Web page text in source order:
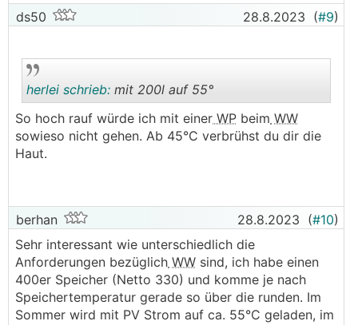
ds50 28.8.2023 (#9)
herlei schrieb: mit 200l auf 55°
So hoch rauf würde ich mit einer WP beim WW
sowieso nicht gehen. Ab 45°C verbrühst du dir die
Haut.
berhan 28.8.2023 (#10)
Sehr interessant wie unterschiedlich die
Anforderungen bezüglich WW sind, ich habe einen
400er Speicher (Netto 330) und komme je nach
Speichertemperatur gerade so über die runden. Im
Sommer wird mit PV Strom auf ca. 55°C geladen, im